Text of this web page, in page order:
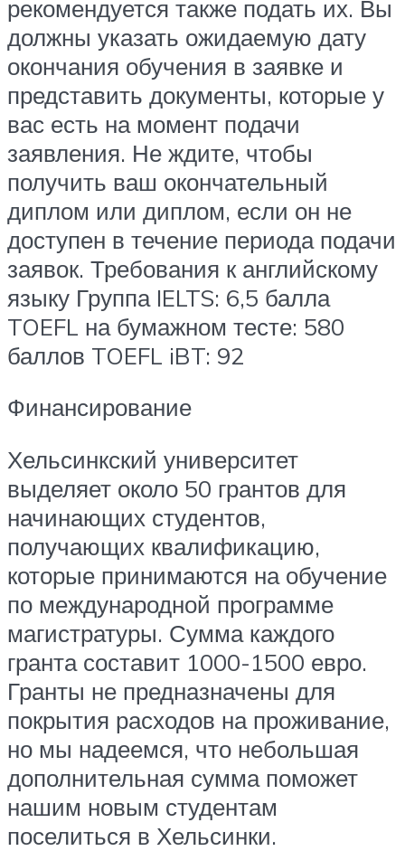
рекомендуется также подать их. Вы
должны указать ожидаемую дату
окончания обучения в заявке и
представить документы, которые у
вас есть на момент подачи
заявления. Не ждите, чтобы
получить ваш окончательный
диплом или диплом, если он не
доступен в течение периода подачи
заявок. Требования к английскому
языку Группа IELTS: 6,5 балла
TOEFL на бумажном тесте: 580
баллов TOEFL iBT: 92
Финансирование
Хельсинкский университет
выделяет около 50 грантов для
начинающих студентов,
получающих квалификацию,
которые принимаются на обучение
по международной программе
магистратуры. Сумма каждого
гранта составит 1000-1500 евро.
Гранты не предназначены для
покрытия расходов на проживание,
но мы надеемся, что небольшая
дополнительная сумма поможет
нашим новым студентам
поселиться в Хельсинки.